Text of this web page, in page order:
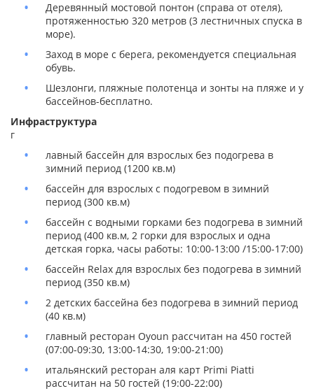
Деревянный мостовой понтон (справа от отеля),
протяженностью 320 метров (3 лестничных спуска в
море).
Заход в море с берега, рекомендуется специальная
обувь.
Шезлонги, пляжные полотенца и зонты на пляже и у
бассейнов-бесплатно.
Инфраструктура
г
лавный бассейн для взрослых без подогрева в
зимний период (1200 кв.м)
бассейн для взрослых с подогревом в зимний
период (300 кв.м)
бассейн с водными горками без подогрева в зимний
период (400 кв.м, 2 горки для взрослых и одна
детская горка, часы работы: 10:00-13:00 /15:00-17:00)
бассейн Relax для взрослых без подогрева в зимний
период (350 кв.м)
2 детских бассейна без подогрева в зимний период
(40 кв.м)
главный ресторан Oyoun рассчитан на 450 гостей
(07:00-09:30, 13:00-14:30, 19:00-21:00)
итальянский ресторан аля карт Primi Piatti
рассчитан на 50 гостей (19:00-22:00)